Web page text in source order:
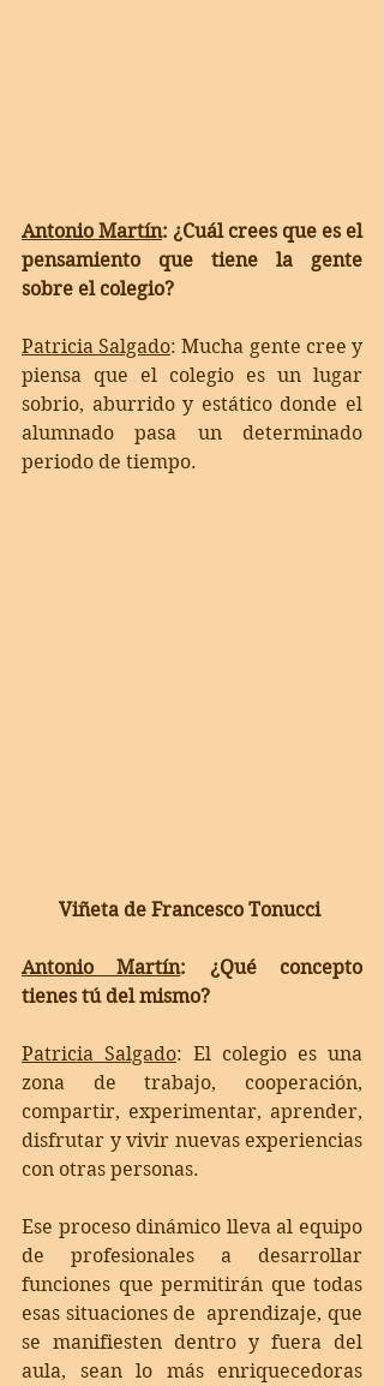
Antonio Martín: ¿Cuál crees que es el
pensamiento que tiene la gente
sobre el colegio?
Patricia Salgado: Mucha gente cree y
piensa que el colegio es un lugar
sobrio, aburrido y estático donde el
alumnado pasa un determinado
periodo de tiempo.
Viñeta de Francesco Tonucci
Antonio Martín: ¿Qué concepto
tienes tú del mismo?
Patricia Salgado: El colegio es una
zona de trabajo, cooperación,
compartir, experimentar, aprender,
disfrutar y vivir nuevas experiencias
con otras personas.
Ese proceso dinámico lleva al equipo
de profesionales a desarrollar
funciones que permitirán que todas
esas situaciones de  aprendizaje, que
se manifiesten dentro y fuera del
aula, sean lo más enriquecedoras